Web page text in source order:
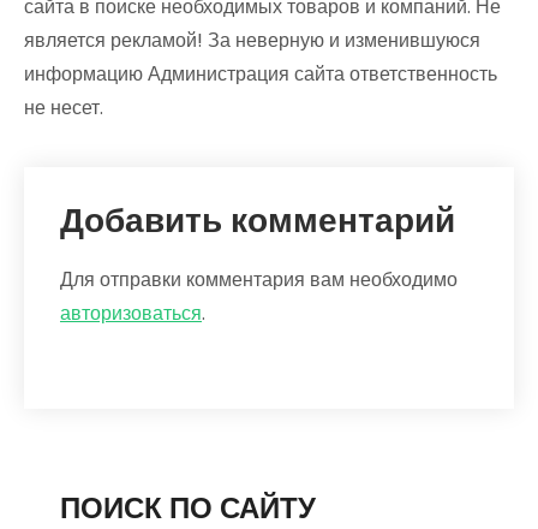
сайта в поиске необходимых товаров и компаний. Не
является рекламой! За неверную и изменившуюся
информацию Администрация сайта ответственность
не несет.
Добавить комментарий
Для отправки комментария вам необходимо
авторизоваться.
ПОИСК ПО САЙТУ